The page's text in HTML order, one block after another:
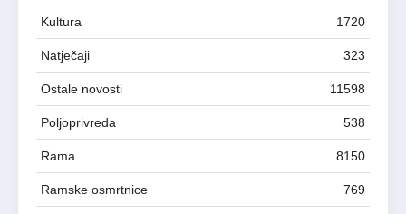
Kultura 1720
Natječaji 323
Ostale novosti 11598
Poljoprivreda 538
Rama 8150
Ramske osmrtnice 769